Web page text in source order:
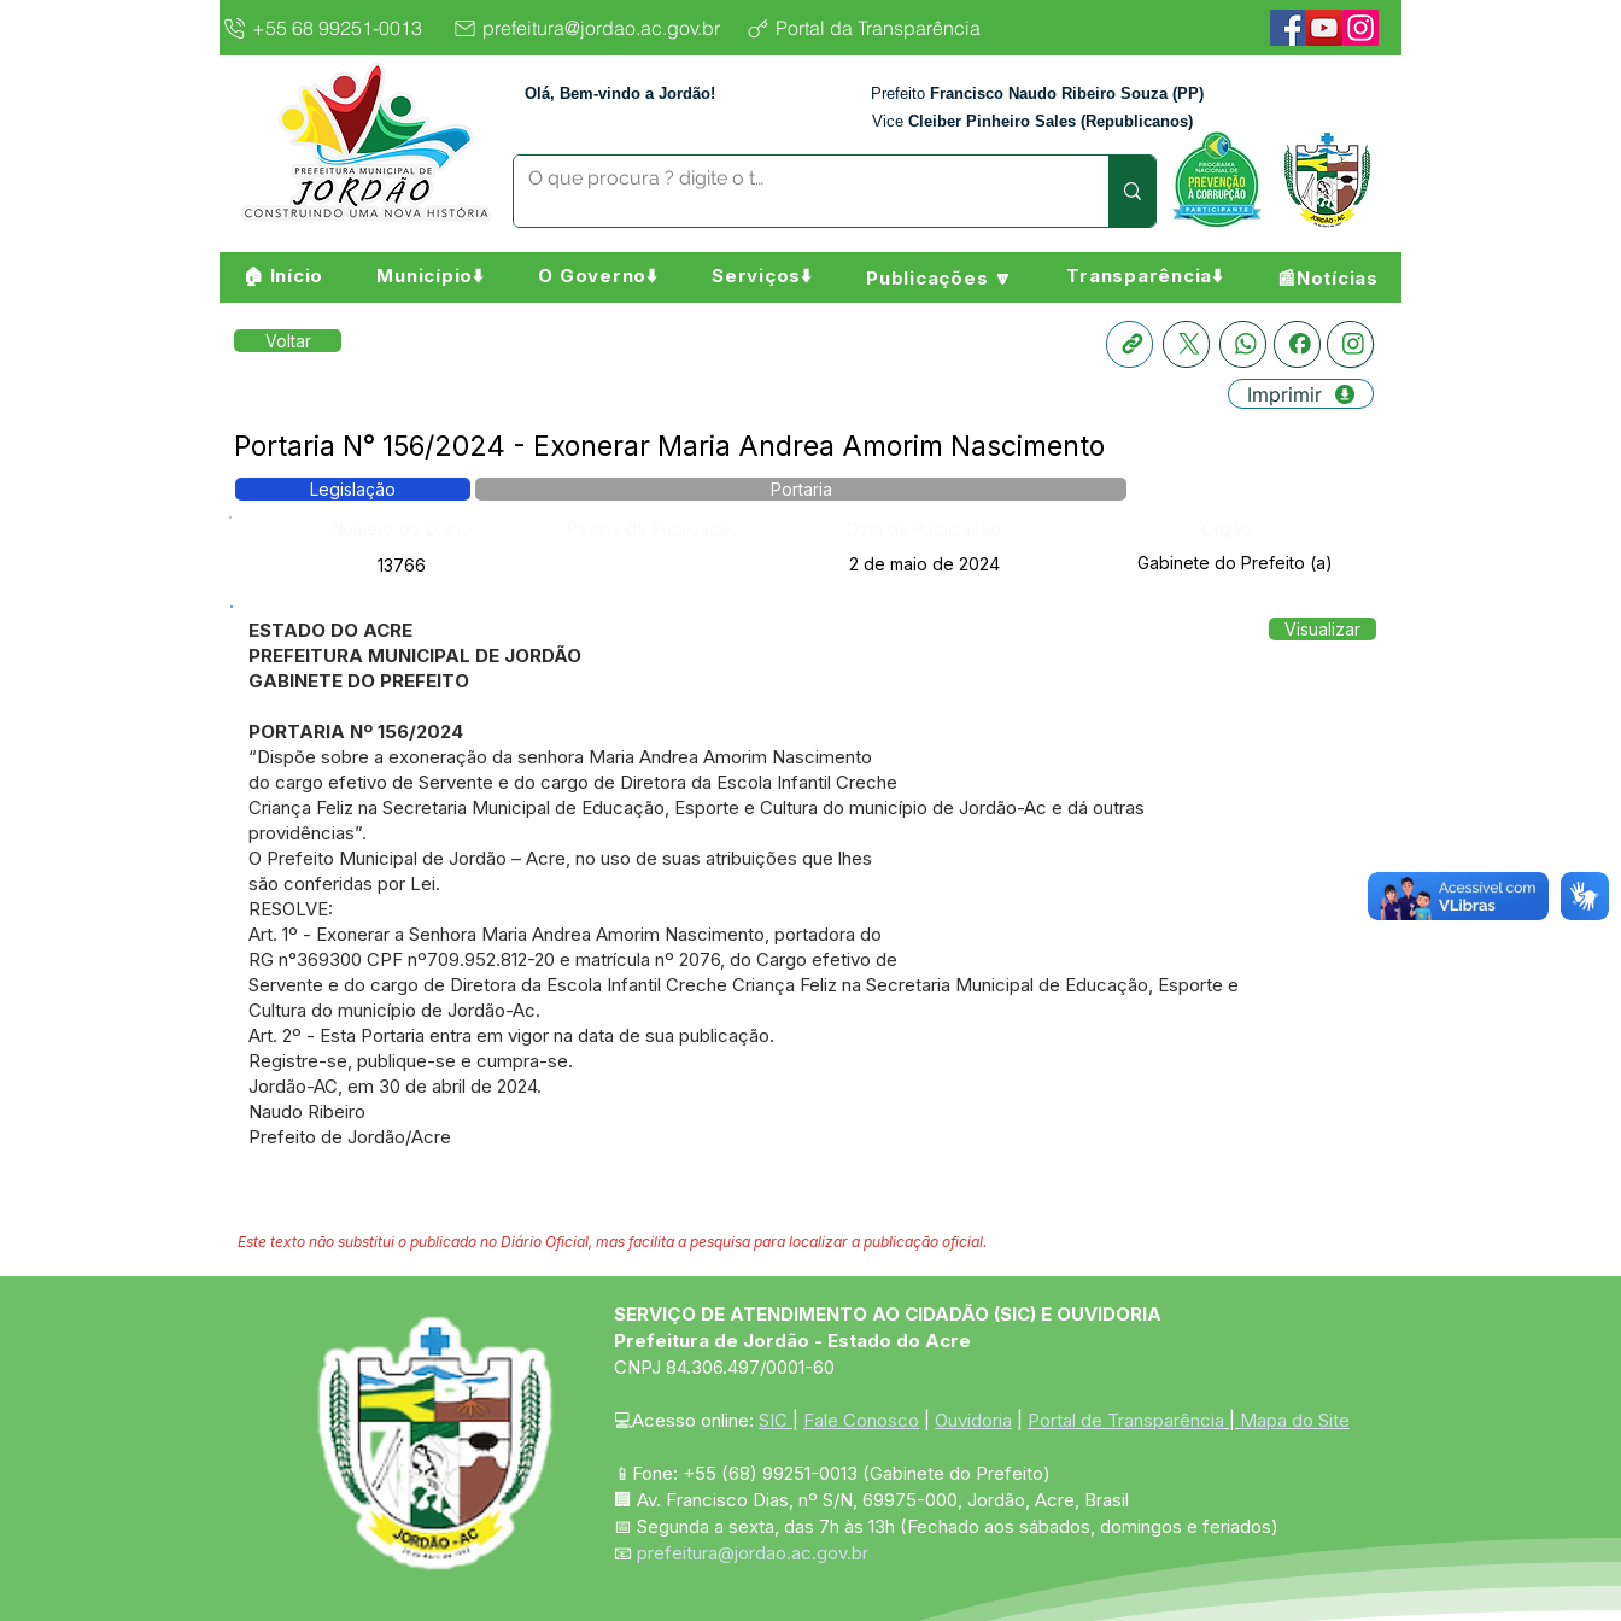
+55 68 99251-0013 prefeitura@jordao.ac.gov.br Portal da Transparência
Olá, Bem-vindo a Jordão! Prefeito Francisco Naudo Ribeiro Souza (PP)
Vice Cleiber Pinheiro Sales (Republicanos)
🏠 Início Município⬇️ O Governo⬇️ Serviços⬇️ Publicações 🔽 Transparência⬇️ 📰Notícias
Voltar
Imprimir
Portaria N° 156/2024 - Exonerar Maria Andrea Amorim Nascimento
Legislação
Portaria
13766
2 de maio de 2024 Gabinete do Prefeito (a)
ESTADO DO ACRE
PREFEITURA MUNICIPAL DE JORDÃO
GABINETE DO PREFEITO
PORTARIA Nº 156/2024
“Dispõe sobre a exoneração da senhora Maria Andrea Amorim Nascimento
do cargo efetivo de Servente e do cargo de Diretora da Escola Infantil Creche
Criança Feliz na Secretaria Municipal de Educação, Esporte e Cultura do município de Jordão-Ac e dá outras
providências”.
O Prefeito Municipal de Jordão – Acre, no uso de suas atribuições que lhes
são conferidas por Lei.
RESOLVE:
Art. 1º - Exonerar a Senhora Maria Andrea Amorim Nascimento, portadora do
RG n°369300 CPF nº709.952.812-20 e matrícula nº 2076, do Cargo efetivo de
Servente e do cargo de Diretora da Escola Infantil Creche Criança Feliz na Secretaria Municipal de Educação, Esporte e
Cultura do município de Jordão-Ac.
Art. 2º - Esta Portaria entra em vigor na data de sua publicação.
Registre-se, publique-se e cumpra-se.
Jordão-AC, em 30 de abril de 2024.
Naudo Ribeiro
Prefeito de Jordão/Acre
Visualizar
Este texto não substitui o publicado no Diário Oficial, mas facilita a pesquisa para localizar a publicação oficial.
SERVIÇO DE ATENDIMENTO AO CIDADÃO (SIC) E OUVIDORIA
Prefeitura de Jordão - Estado do Acre
CNPJ 84.306.497/0001-60
💻Acesso online: SIC Fale Conosco Ouvidoria Portal de Transparência Mapa do Site
📱Fone: +55 (68) 99251-0013 (Gabinete do Prefeito)
🏢 Av. Francisco Dias, nº S/N, 69975-000, Jordão, Acre, Brasil
📅 Segunda a sexta, das 7h às 13h (Fechado aos sábados, domingos e feriados)
📧 prefeitura@jordao.ac.gov.br